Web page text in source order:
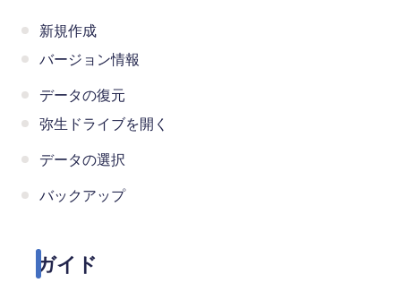
新規作成
バージョン情報
データの復元
弥生ドライブを開く
データの選択
バックアップ
ガイド